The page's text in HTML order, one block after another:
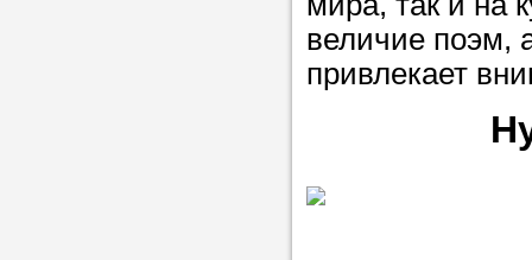
величие поэм,
привлекает